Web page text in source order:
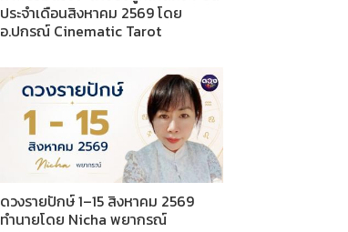
ประจำเดือนสิงหาคม 2569 โดย
อ.ปกรณ์ Cinematic Tarot
ดวงรายปักษ์ 1–15 สิงหาคม 2569
ทำนายโดย Nicha พยากรณ์